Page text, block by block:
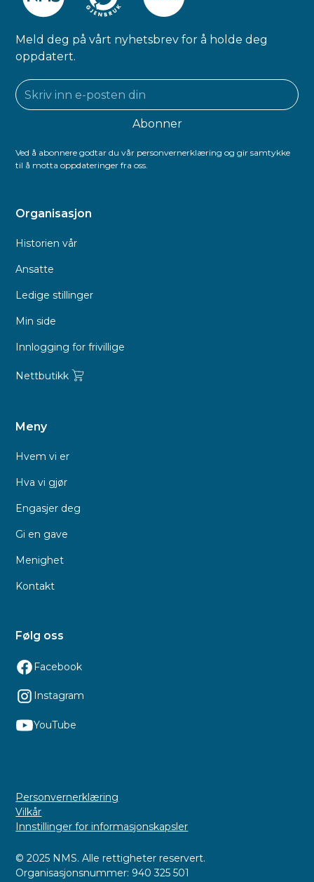
Meld deg på vårt nyhetsbrev for å holde deg
oppdatert.
Ved å abonnere godtar du vår personvernerklæring og gir samtykke
til å motta oppdateringer fra oss.
Organisasjon
Historien vår
Ansatte
Ledige stillinger
Min side
Innlogging for frivillige
Nettbutikk
Meny
Hvem vi er
Hva vi gjør
Engasjer deg
Gi en gave
Menighet
Kontakt
Følg oss
Facebook
Instagram
YouTube
© 2025 NMS. Alle rettigheter reservert.
Organisasjonsnummer: 940 325 501
Personvernerklæring
Vilkår
Innstillinger for informasjonskapsler